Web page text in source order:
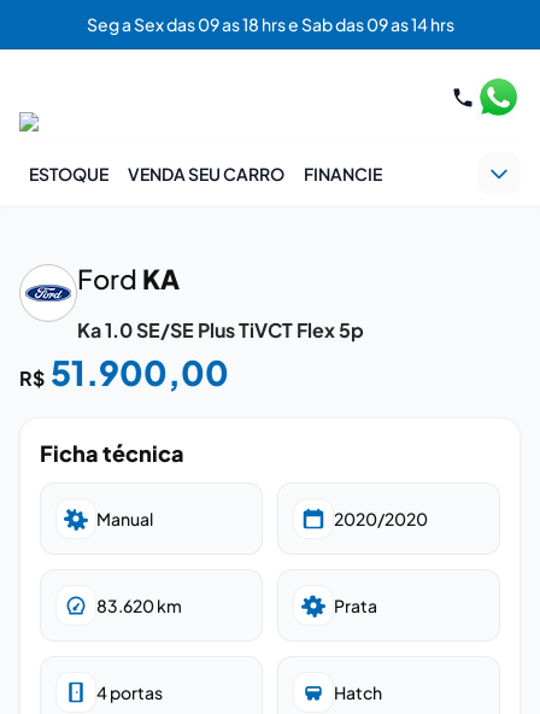
Seg a Sex das 09 as 18 hrs e Sab das 09 as 14 hrs
ESTOQUE VENDA SEU CARRO FINANCIE
Ford KA
Ka 1.0 SE/SE Plus TiVCT Flex 5p
R$ 51.900,00
Ficha técnica
Manual 2020/2020
83.620km Prata
4portas Hatch